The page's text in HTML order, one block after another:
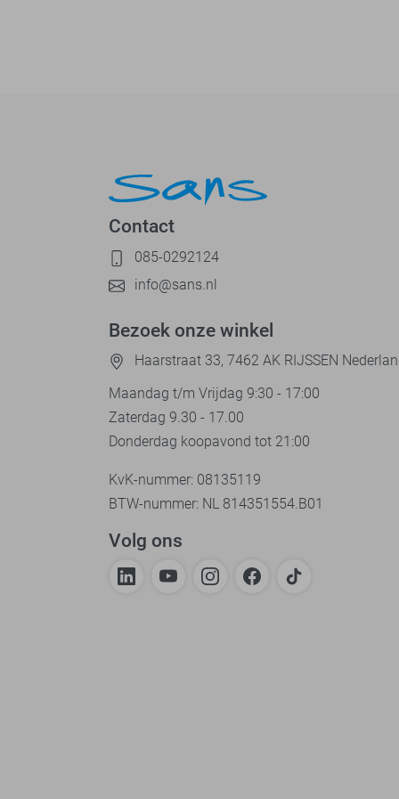
Contact
085-0292124
info@sans.nl
Bezoek onze winkel
Haarstraat 33, 7462 AK RIJSSEN
Maandag t/m Vrijdag 9:30 - 17:00
Zaterdag 9.30 - 17.00
Donderdag koopavond tot 21:00
KvK-nummer: 08135119
BTW-nummer: NL 814351554.B01
Volg ons